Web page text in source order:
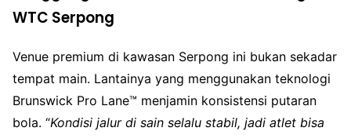
WTC Serpong
Venue premium di kawasan Serpong ini bukan sekadar
tempat main. Lantainya yang menggunakan teknologi
Brunswick Pro Lane™ menjamin konsistensi putaran
bola. “Kondisi jalur di sain selalu stabil, jadi atlet bisa